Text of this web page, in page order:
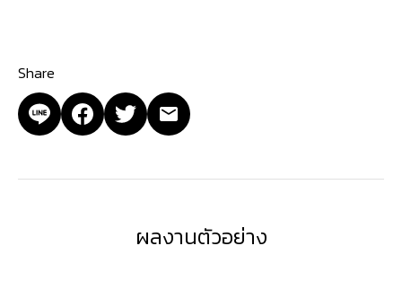
Share
ผลงานตัวอย่าง